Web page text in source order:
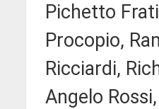
Pichetto
Procopio,
Ricciardi,
Angelo